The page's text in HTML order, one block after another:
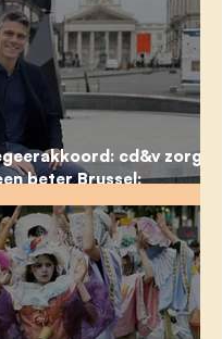
cd&v zorgt
beter Brussel:
en meer respect